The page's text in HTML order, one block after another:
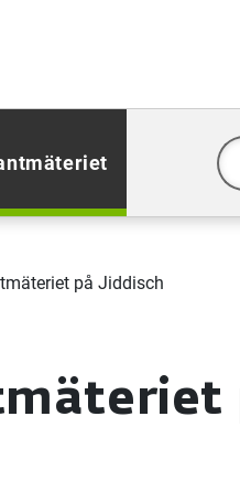
på Jiddisch